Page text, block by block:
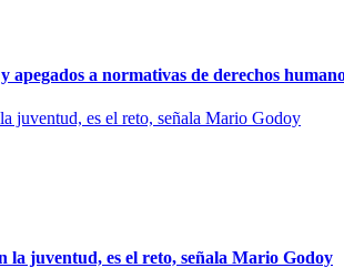
a normativas de derechos
juventud, es el reto, señala Mario Godoy